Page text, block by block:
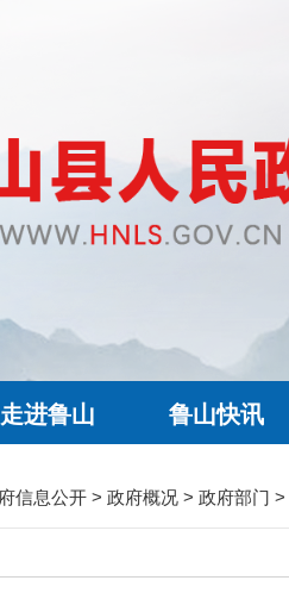
走进鲁山 鲁山快讯
信息公开 > 政府概况 > 政府部门 >